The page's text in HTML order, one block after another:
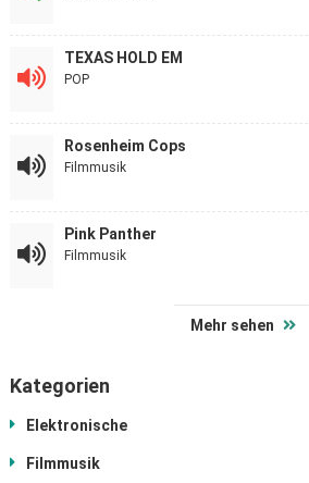
TEXAS HOLD EM
POP
Rosenheim Cops
Filmmusik
Pink Panther
Filmmusik
Mehr sehen
Kategorien
Elektronische
Filmmusik